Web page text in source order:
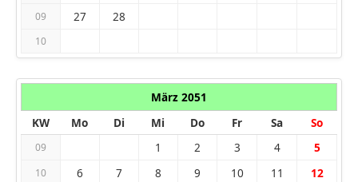
09 27 28
10
März 2051
KW
Mo Di Mi Do Fr Sa So
09 1 2 3 4 5
10 6 7 8 9 10 11 12